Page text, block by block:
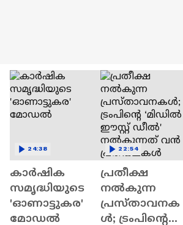
കാർഷിക
സമൃദ്ധിയുടെ
'ഓണാട്ടുകര'
മോഡൽ
24:38
പ്രതീക്ഷ
നൽകുന്ന
പ്രസ്താവനക
ൾ; ട്രംപിന്റെ
22:54